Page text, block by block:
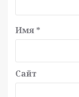
Имя *
Сайт